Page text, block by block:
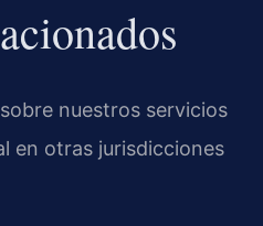
nuestros servicios
en otras jurisdicciones